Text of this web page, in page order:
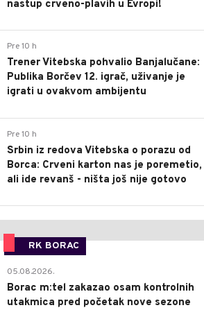
nastup crveno-plavih u Evropi!
Pre 10 h
Trener Vitebska pohvalio Banjalučane:
Publika Borčev 12. igrač, uživanje je
igrati u ovakvom ambijentu
Pre 10 h
Srbin iz redova Vitebska o porazu od
Borca: Crveni karton nas je poremetio,
ali ide revanš - ništa još nije gotovo
RK BORAC
05.08.2026.
Borac m:tel zakazao osam kontrolnih
utakmica pred početak nove sezone